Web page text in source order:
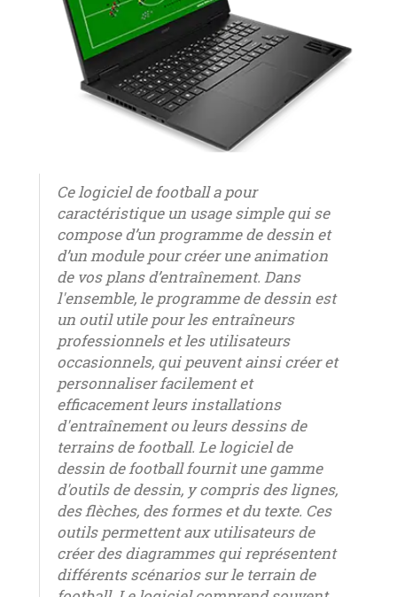
Ce logiciel de football a pour
caractéristique un usage simple qui se
compose d’un programme de dessin et
d’un module pour créer une animation
de vos plans d’entraînement. Dans
l'ensemble, le programme de dessin est
un outil utile pour les entraîneurs
professionnels et les utilisateurs
occasionnels, qui peuvent ainsi créer et
personnaliser facilement et
efficacement leurs installations
d'entraînement ou leurs dessins de
terrains de football. Le logiciel de
dessin de football fournit une gamme
d'outils de dessin, y compris des lignes,
des flèches, des formes et du texte. Ces
outils permettent aux utilisateurs de
créer des diagrammes qui représentent
différents scénarios sur le terrain de